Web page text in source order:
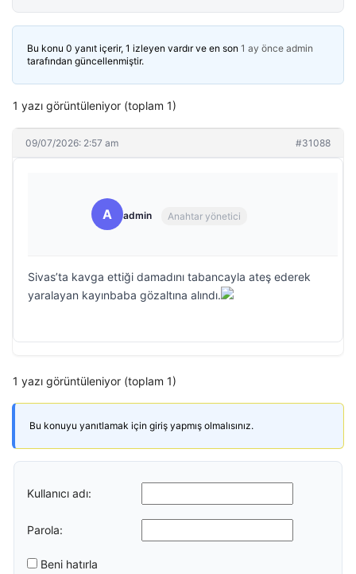
Bu konu 0 yanıt içerir, 1 izleyen vardır ve en son 1 ay önce admin
tarafından güncellenmiştir.
1 yazı görüntüleniyor (toplam 1)
09/07/2026: 2:57 am #31088
A admin Anahtar yönetici
Sivas’ta kavga ettiği damadını tabancayla ateş ederek
yaralayan kayınbaba gözaltına alındı.
1 yazı görüntüleniyor (toplam 1)
Bu konuyu yanıtlamak için giriş yapmış olmalısınız.
Kullanıcı adı:
Parola:
Beni hatırla